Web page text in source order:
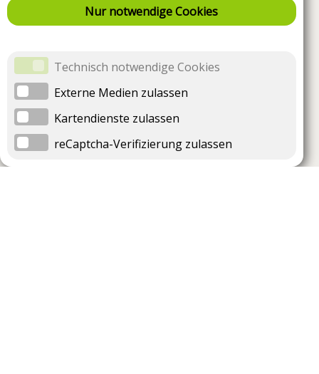
Nur notwendige Cookies
Technisch notwendige Cookies
Externe Medien zulassen
Kartendienste zulassen
reCaptcha-Verifizierung zulassen